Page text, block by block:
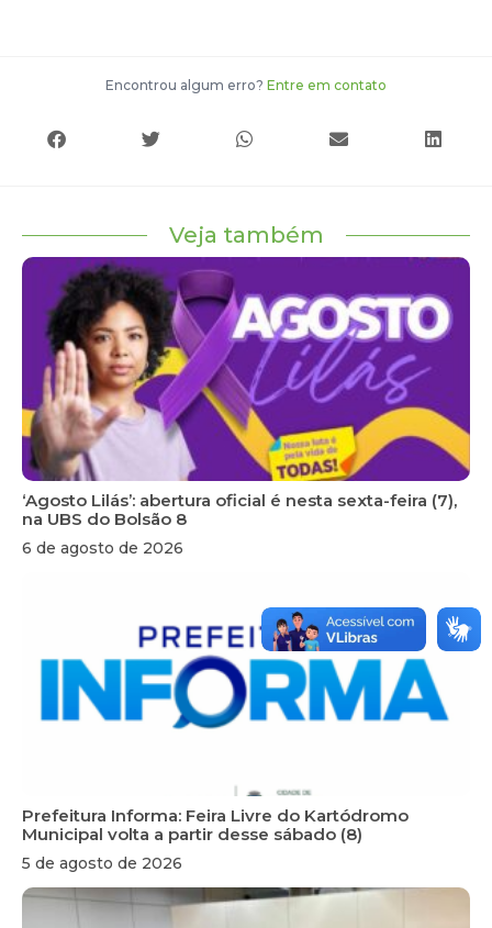
Encontrou algum erro? Entre em contato
Veja também
‘Agosto Lilás’: abertura oficial é nesta sexta-feira (7),
na UBS do Bolsão 8
6 de agosto de 2026
Prefeitura Informa: Feira Livre do Kartódromo
Municipal volta a partir desse sábado (8)
5 de agosto de 2026